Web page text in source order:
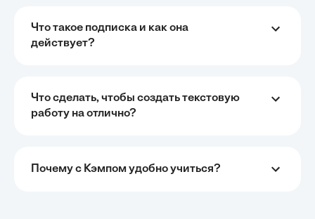
Что такое подписка и как она
действует?
Что сделать, чтобы создать текстовую
работу на отлично?
Почему с Кэмпом удобно учиться?